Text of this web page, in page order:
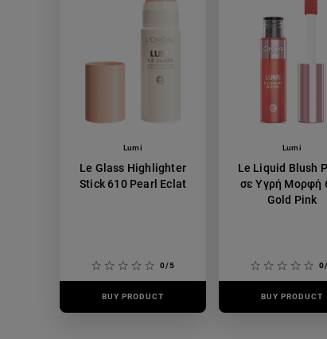
Lumi
Le Glass Highlighter
Stick 610 Pearl Eclat
0/5
BUY PRODUCT
Lumi
Le Liquid Blush
σε Υγρή Μορφή
Gold Pink
BUY PRODUCT